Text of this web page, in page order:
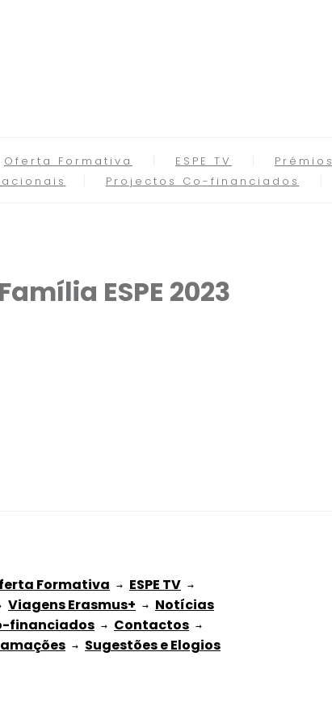
Oferta Formativa ESPE TV Prémios
Projectos Co-financiados
ESPE 2023
Formativa → ESPE TV
Viagens Erasmus+ → Notícias
financiados → Contactos
→ Sugestões e Elogios